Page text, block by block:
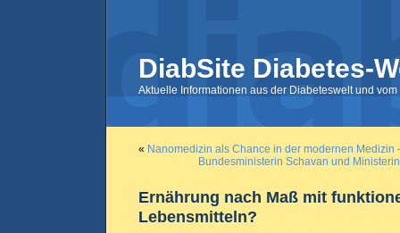
DiabSite Diabetes-
Aktuelle Informationen aus der Diabeteswelt und
« Nanomedizin als Chance in der modernen Medizin
Bundesministerin Schavan und
Ernährung nach Maß mit
Lebensmitteln?